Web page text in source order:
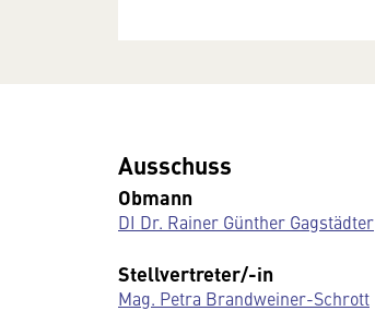
Ausschuss
Obmann
DI Dr. Rainer Günther Gagstädter
Stellvertreter/-in
Mag. Petra Brandweiner-Schrott